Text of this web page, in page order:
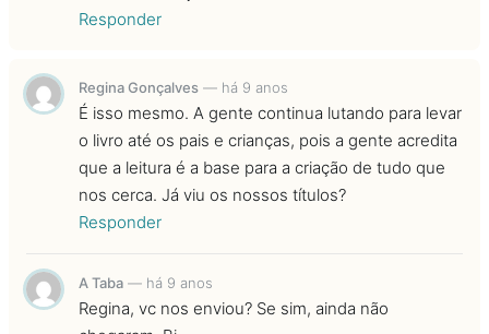
Responder
Regina Gonçalves — há 9 anos
É isso mesmo. A gente continua lutando para levar
o livro até os pais e crianças, pois a gente acredita
que a leitura é a base para a criação de tudo que
nos cerca. Já viu os nossos títulos?
Responder
A Taba — há 9 anos
Regina, vc nos enviou? Se sim, ainda não